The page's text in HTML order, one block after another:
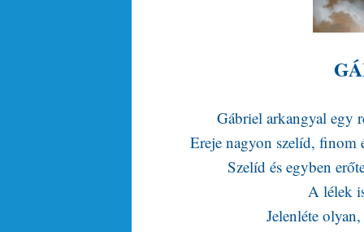
Gábriel arkangyal egy
Ereje nagyon szelíd, finom
Szelíd és egyben
A lélek
Jelenléte